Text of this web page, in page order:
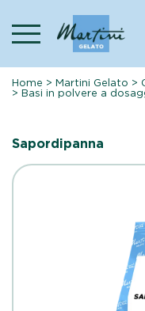
content
Home >Martini Gelato >
>Basi in polvere a
Sapordipanna